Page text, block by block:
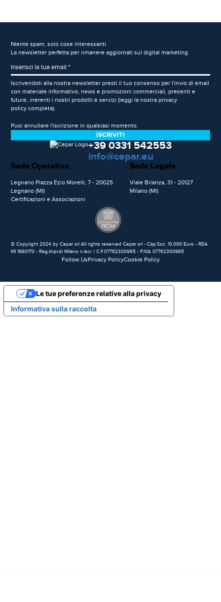
Niente spam, solo cose interessanti
La newsletter perfetta per rimanere aggiornati sul digital marketing
Iscrivendoti alla nostra newsletter presti il tuo consenso per l'invio di email
con materiale informativo, news e promozioni commerciali, presenti e
future, inerenti i nostri prodotti e servizi (leggi la nostra privacy
policy completa).
Puoi annullare l'iscrizione in qualsiasi momento.
+39 0331 542553
info@cepar.eu
Sede Operativa
Legnano Piazza Ezio Morelli, 7 - 20025
Legnano (MI)
Sede Legale
Viale Brianza, 31 - 20127
Milano (MI)
Certificazioni e Associazioni
© Copyright 2024 by Cepar srl All rights reserved Cepar srl - Cap.Soc. 10.000 Euro - REA
MI 1980170 - Reg.Impr.di Milano n.Iscr. / C.F.07762300965 - P.IVA 07762300965
Follow UsPrivacy PolicyCookie Policy
Informativa sulla raccolta
Le tue preferenze relative alla privacy